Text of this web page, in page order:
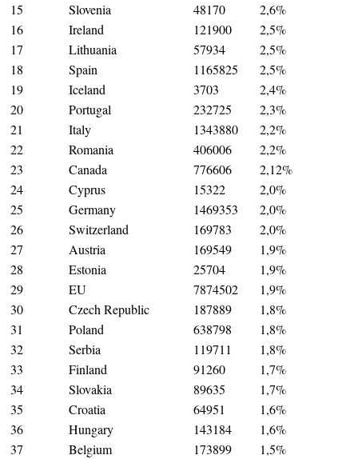
15
Slovenia 48170
2,6%
16
Ireland 121900
2,5%
17
Lithuania 57934
2,5%
18
Spain 1165825
2,5%
19
Iceland 3703
2,4%
20
Portugal 232725
2,3%
21
Italy 1343880
2,2%
22
Romania 406006
2,2%
23
Canada 776606
2,12%
24
Cyprus 15322
2,0%
25
Germany 1469353
2,0%
26
Switzerland 169783
2,0%
27
Austria 169549
1,9%
28
Estonia 25704
1,9%
29
EU 7874502
1,9%
30
Czech Republic 187889
1,8%
31
Poland 638798
1,8%
32
Serbia 119711
1,8%
33
Finland 91260
1,7%
34
Slovakia 89635
1,7%
35
Croatia 64951
1,6%
36
Hungary 143184
1,6%
37
Belgium 173899
1,5%